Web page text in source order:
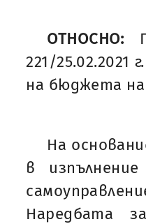
ОТНОСНО:
221/25.02.2021
на бюджета на
На
в
Наредбата